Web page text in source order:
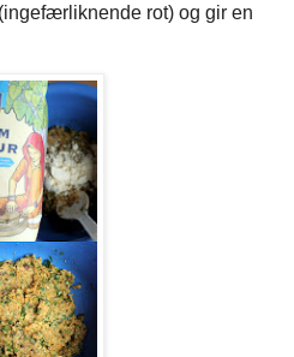
rot) og gir en